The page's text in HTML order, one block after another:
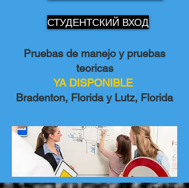
СТУДЕНТСКИЙ ВХОД
Pruebas de manejo y pruebas
teoricas
YA DISPONIBLE
Bradenton, Florida y Lutz, Florida